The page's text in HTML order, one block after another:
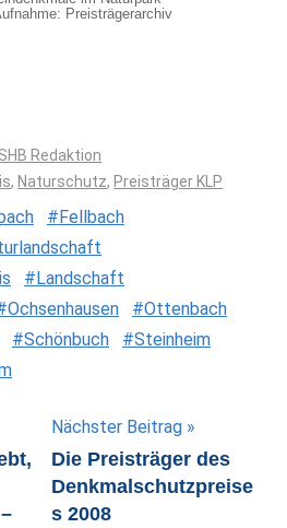
Preisträgerarchiv
SHB Redaktion
, Naturschutz, Preisträger KLP
Fellbach
Landschaft
Ochsenhausen
Ottenbach
Schönbuch
Steinheim
Nächster Beitrag
Die Preisträger des
Denkmalschutzpreise
s 2008